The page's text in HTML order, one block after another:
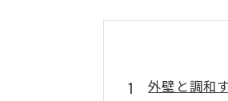
外壁と調和